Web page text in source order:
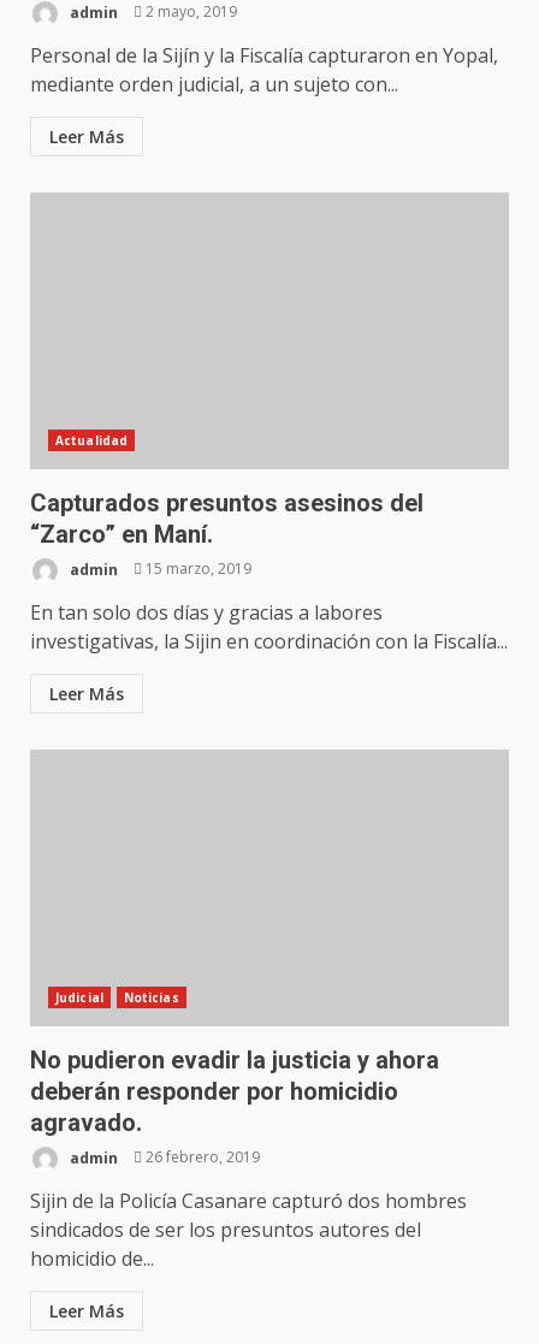
admin 2 mayo, 2019
Personal de la Sijín y la Fiscalía capturaron en Yopal,
mediante orden judicial, a un sujeto con...
Leer Más
Actualidad
Capturados presuntos asesinos del
“Zarco” en Maní.
admin 15 marzo, 2019
En tan solo dos días y gracias a labores
investigativas, la Sijin en coordinación con la Fiscalía...
Leer Más
Judicial Noticias
No pudieron evadir la justicia y ahora
deberán responder por homicidio
agravado.
admin 26 febrero, 2019
Sijin de la Policía Casanare capturó dos hombres
sindicados de ser los presuntos autores del
homicidio de...
Leer Más